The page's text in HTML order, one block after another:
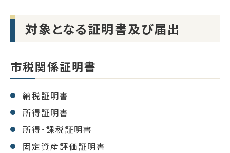
対象となる証明書及び届出
市税関係証明書
納税証明書
所得証明書
所得･課税証明書
固定資産評価証明書